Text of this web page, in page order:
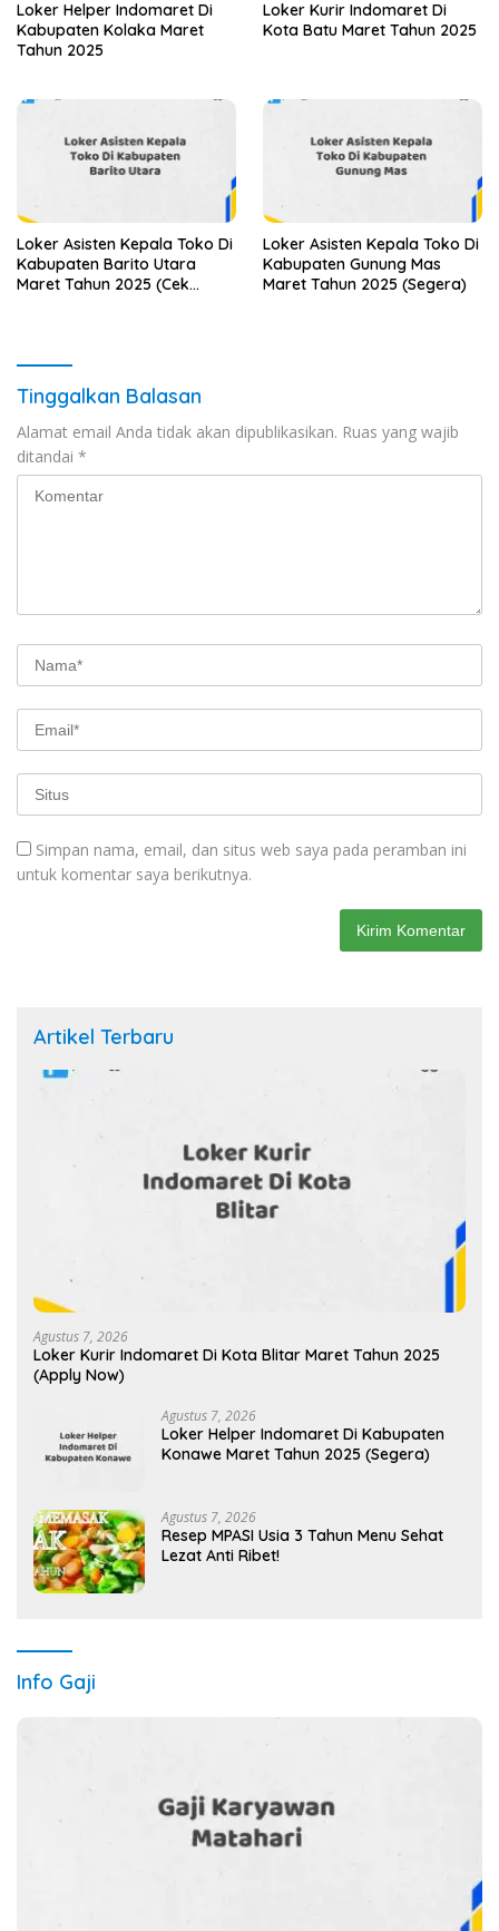
Loker Helper Indomaret Di
Kabupaten Kolaka Maret
Tahun 2025
Loker Kurir Indomaret Di
Kota Batu Maret Tahun 2025
Loker Asisten Kepala Toko Di
Kabupaten Barito Utara
Maret Tahun 2025 (Cek
Loker Asisten Kepala Toko Di
Kabupaten Gunung Mas
Maret Tahun 2025 (Segera)
Tinggalkan Balasan
Alamat email Anda tidak akan dipublikasikan. Ruas yang wajib
ditandai *
Simpan nama, email, dan situs web saya pada peramban ini
untuk komentar saya berikutnya.
Artikel Terbaru
Agustus 7, 2026
Loker Kurir Indomaret Di Kota Blitar Maret Tahun 2025
(Apply Now)
Agustus 7, 2026
Loker Helper Indomaret Di Kabupaten
Konawe Maret Tahun 2025 (Segera)
Agustus 7, 2026
Resep MPASI Usia 3 Tahun Menu Sehat
Lezat Anti Ribet!
Info Gaji